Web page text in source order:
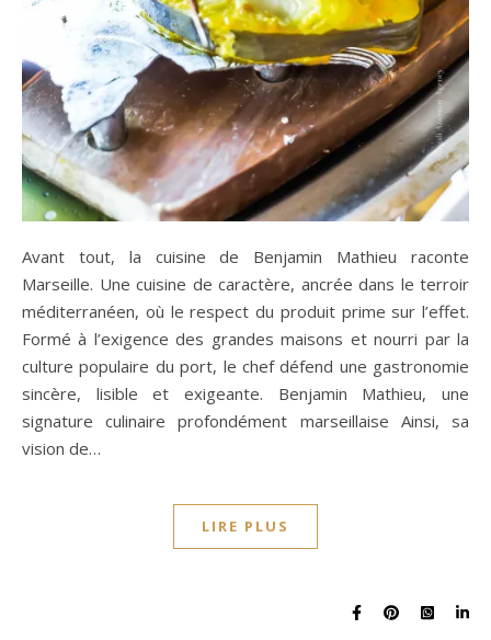
Avant tout, la cuisine de Benjamin Mathieu raconte
Marseille. Une cuisine de caractère, ancrée dans le terroir
méditerranéen, où le respect du produit prime sur l’effet.
Formé à l’exigence des grandes maisons et nourri par la
culture populaire du port, le chef défend une gastronomie
sincère, lisible et exigeante. Benjamin Mathieu, une
signature culinaire profondément marseillaise Ainsi, sa
vision de…
LIRE PLUS